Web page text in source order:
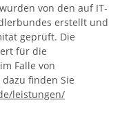
von den auf IT-
erstellt und
geprüft. Die
für die
Falle von
finden Sie
leistungen/